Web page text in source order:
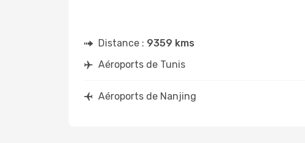
Distance : 9359 kms
Aéroports de Tunis
Aéroports de Nanjing